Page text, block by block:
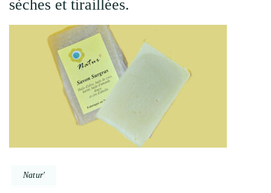
sèches et tiraillées.
Natur'